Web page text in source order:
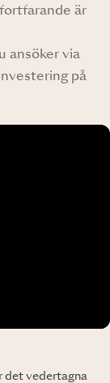
är
ansöker via
på
det vedertagna